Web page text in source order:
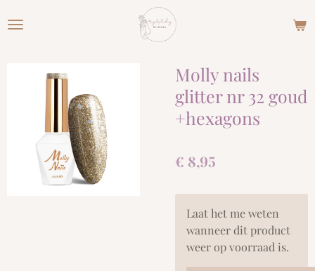
direct
hoofdinhoud
Molly nails
glitter nr 32 goud
+hexagons
€ 8,95
Laat het me weten
wanneer dit product
weer op voorraad is.